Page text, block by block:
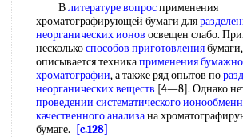
Влитературе вопросприменения
хроматографирующей бумаги для
неорганических ионов освещен слабо.
несколькоспособов приготовлениябумаги,
описывается техникаприменения
хроматографии, а также ряд опытов по
неорганических веществ [4—8]. Однако
проведении систематического
качественного анализана
бумаге.
[c.128]